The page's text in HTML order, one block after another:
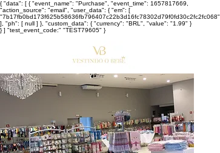
{ "data": [ { "event_name": "Purchase", "event_time": 1657817669,
"action_source": "email", "user_data": { "em": [
"7b17fb0bd173f625b58636fb796407c22b3d16fc78302d79f0fd30c2fc2fc068"
], "ph": [ null ] }, "custom_data": { "currency": "BRL", "value": "1.99" }
} ] "test_event_code:" "TEST79605" }